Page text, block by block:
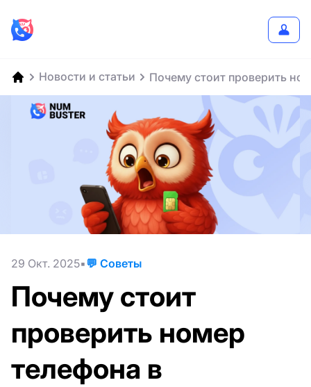
Новости и статьи Почему стоит проверить
29 Окт. 2025 💬 Советы
Почему стоит
проверить номер
телефона в